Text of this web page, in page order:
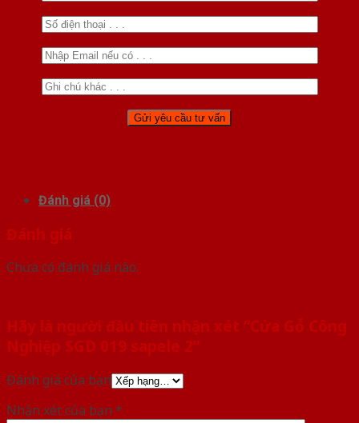
Đánh giá (0)
Đánh giá
Chưa có đánh giá nào.
Hãy là người đầu tiên nhận xét “Cửa Gỗ Công
Nghiệp SGD 019 sapele 2”
Đánh giá của bạn
Nhận xét của bạn *